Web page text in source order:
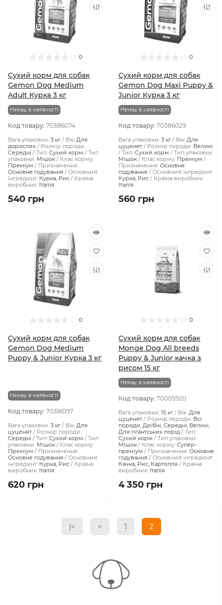
0
Сухий корм для собак
Gemon Dog Medium
Adult Курка 3 кг
Немає в наявності
Код товару: 70386074
Вага упаковки: 3 кг Вік: Для
дорослих
Розмір породи:
Середні
Тип: Сухий корм
Тип
упаковки: Мішок
Клас корму:
Преміум
Призначення:
Основне годування
Основний
інгредієнт: Курка, Рис
Країна
виробник: Італія
540 грн
0
Сухий корм для собак
Gemon Dog Maxi Puppy &
Junior Курка 3 кг
Немає в наявності
Код товару: 70386029
Вага упаковки: 3 кг Вік: Для
цуценят
Розмір породи: Великі
Тип: Сухий корм
Тип упаковки:
Мішок
Клас корму: Преміум
Призначення: Основне
годування
Основний інгредієнт:
Курка, Рис
Країна виробник:
Італія
560 грн
0
Сухий корм для собак
Gemon Dog Medium
Puppy & Junior Курка 3 кг
Немає в наявності
Код товару: 70386197
Вага упаковки: 3 кг Вік: Для
цуценят
Розмір породи:
Середні
Тип: Сухий корм
Тип
упаковки: Мішок
Клас корму:
Преміум
Призначення:
Основне годування
Основний
інгредієнт: Курка, Рис
Країна
виробник: Італія
620 грн
0
Сухий корм для собак
Monge Dog All breeds
Puppy & Junior качка з
рисом 15 кг
Немає в наявності
Код товару: 70005920
Вага упаковки: 15 кг Вік: Для
цуценят
Розмір породи: Всі
породи, Дрібні, Середні, Великі,
Для гігантських порід
Тип:
Сухий корм
Тип упаковки:
Мішок
Клас корму: Супер-
преміум
Призначення: Основне
годування
Основний інгредієнт:
Качка, Рис, Картопля
Країна
виробник: Італія
4 350 грн
|< < 1 2